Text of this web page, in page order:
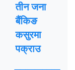
तीन जना
बैंकिङ
कसुरमा
पक्राउ